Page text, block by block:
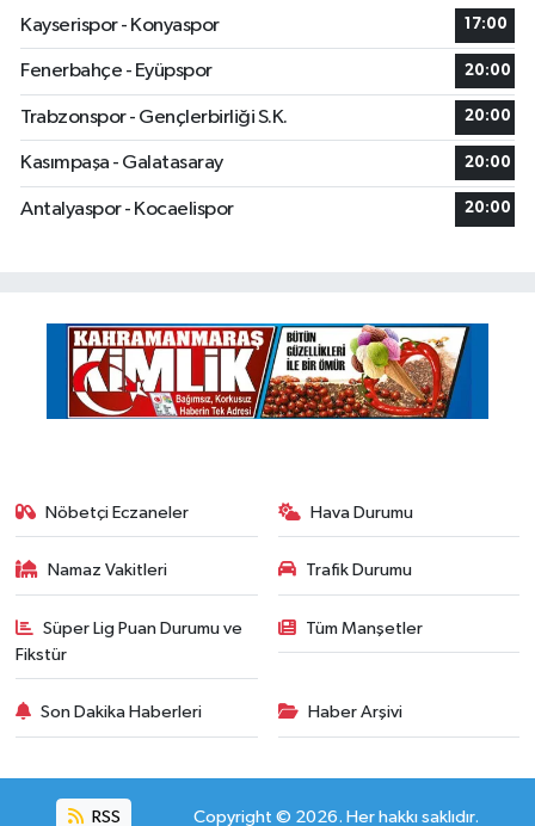
Kayserispor - Konyaspor
17:00
Fenerbahçe - Eyüpspor 20:00
Trabzonspor - Gençlerbirliği S.K. 20:00
Kasımpaşa - Galatasaray 20:00
Antalyaspor - Kocaelispor 20:00
Nöbetçi Eczaneler Hava Durumu
Namaz Vakitleri Trafik Durumu
Süper Lig Puan Durumu ve
Fikstür
Tüm Manşetler
Son Dakika Haberleri Haber Arşivi
RSS Copyright © 2026. Her hakkı saklıdır.